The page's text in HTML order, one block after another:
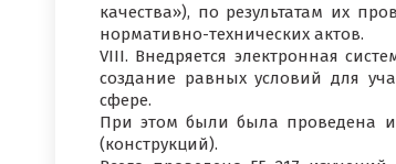
качества»), по результатам их
нормативно-технических актов.
VIII. Внедряется электронная
создание равных условий для
сфере.
При этом были была проведена
(конструкций).